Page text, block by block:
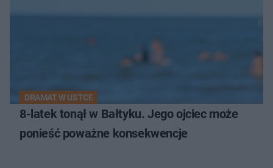
DRAMAT W USTCE
8-latek tonął w Bałtyku. Jego ojciec może
ponieść poważne konsekwencje